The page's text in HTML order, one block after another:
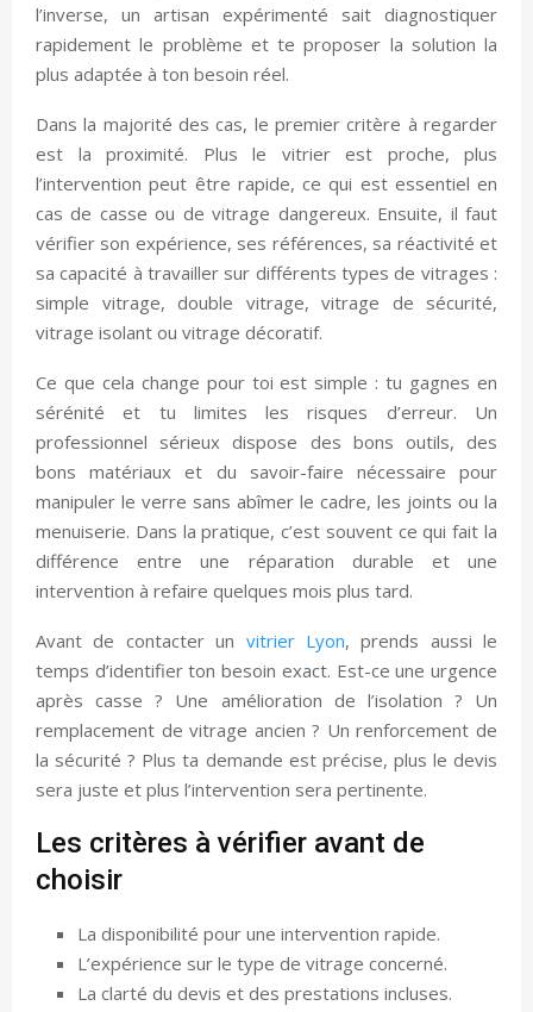
l’inverse, un artisan expérimenté sait diagnostiquer
rapidement le problème et te proposer la solution la
plus adaptée à ton besoin réel.
Dans la majorité des cas, le premier critère à regarder
est la proximité. Plus le vitrier est proche, plus
l’intervention peut être rapide, ce qui est essentiel en
cas de casse ou de vitrage dangereux. Ensuite, il faut
vérifier son expérience, ses références, sa réactivité et
sa capacité à travailler sur différents types de vitrages :
simple vitrage, double vitrage, vitrage de sécurité,
vitrage isolant ou vitrage décoratif.
Ce que cela change pour toi est simple : tu gagnes en
sérénité et tu limites les risques d’erreur. Un
professionnel sérieux dispose des bons outils, des
bons matériaux et du savoir-faire nécessaire pour
manipuler le verre sans abîmer le cadre, les joints ou la
menuiserie. Dans la pratique, c’est souvent ce qui fait la
différence entre une réparation durable et une
intervention à refaire quelques mois plus tard.
Avant de contacter un vitrier Lyon, prends aussi le
temps d’identifier ton besoin exact. Est-ce une urgence
après casse ? Une amélioration de l’isolation ? Un
remplacement de vitrage ancien ? Un renforcement de
la sécurité ? Plus ta demande est précise, plus le devis
sera juste et plus l’intervention sera pertinente.
Les critères à vérifier avant de
choisir
La disponibilité pour une intervention rapide.
L’expérience sur le type de vitrage concerné.
La clarté du devis et des prestations incluses.